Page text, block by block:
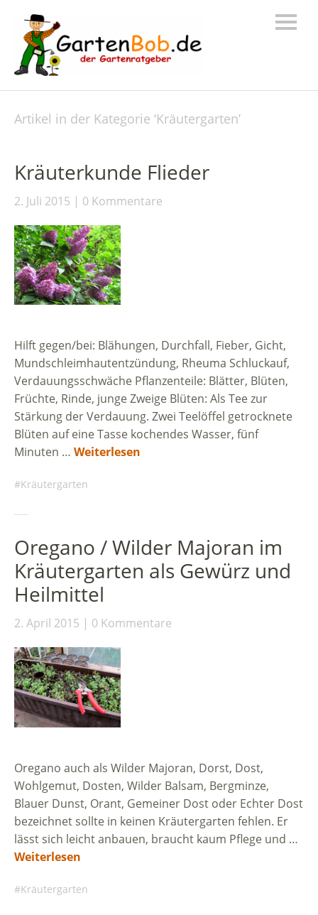
Artikel in der Kategorie ‘Kräutergarten’
Kräuterkunde Flieder
2. Juli 2015 0 Kommentare
Hilft gegen/bei: Blähungen, Durchfall, Fieber, Gicht,
Mundschleimhautentzündung, Rheuma Schluckauf,
Verdauungsschwäche Pflanzenteile: Blätter, Blüten,
Früchte, Rinde, junge Zweige Blüten: Als Tee zur
Stärkung der Verdauung. Zwei Teelöffel getrocknete
Blüten auf eine Tasse kochendes Wasser, fünf
Minuten … Weiterlesen
Kräutergarten
Oregano / Wilder Majoran im
Kräutergarten als Gewürz und
Heilmittel
2. April 2015 0 Kommentare
Oregano auch als Wilder Majoran, Dorst, Dost,
Wohlgemut, Dosten, Wilder Balsam, Bergminze,
Blauer Dunst, Orant, Gemeiner Dost oder Echter Dost
bezeichnet sollte in keinen Kräutergarten fehlen. Er
lässt sich leicht anbauen, braucht kaum Pflege und …
Weiterlesen
Kräutergarten